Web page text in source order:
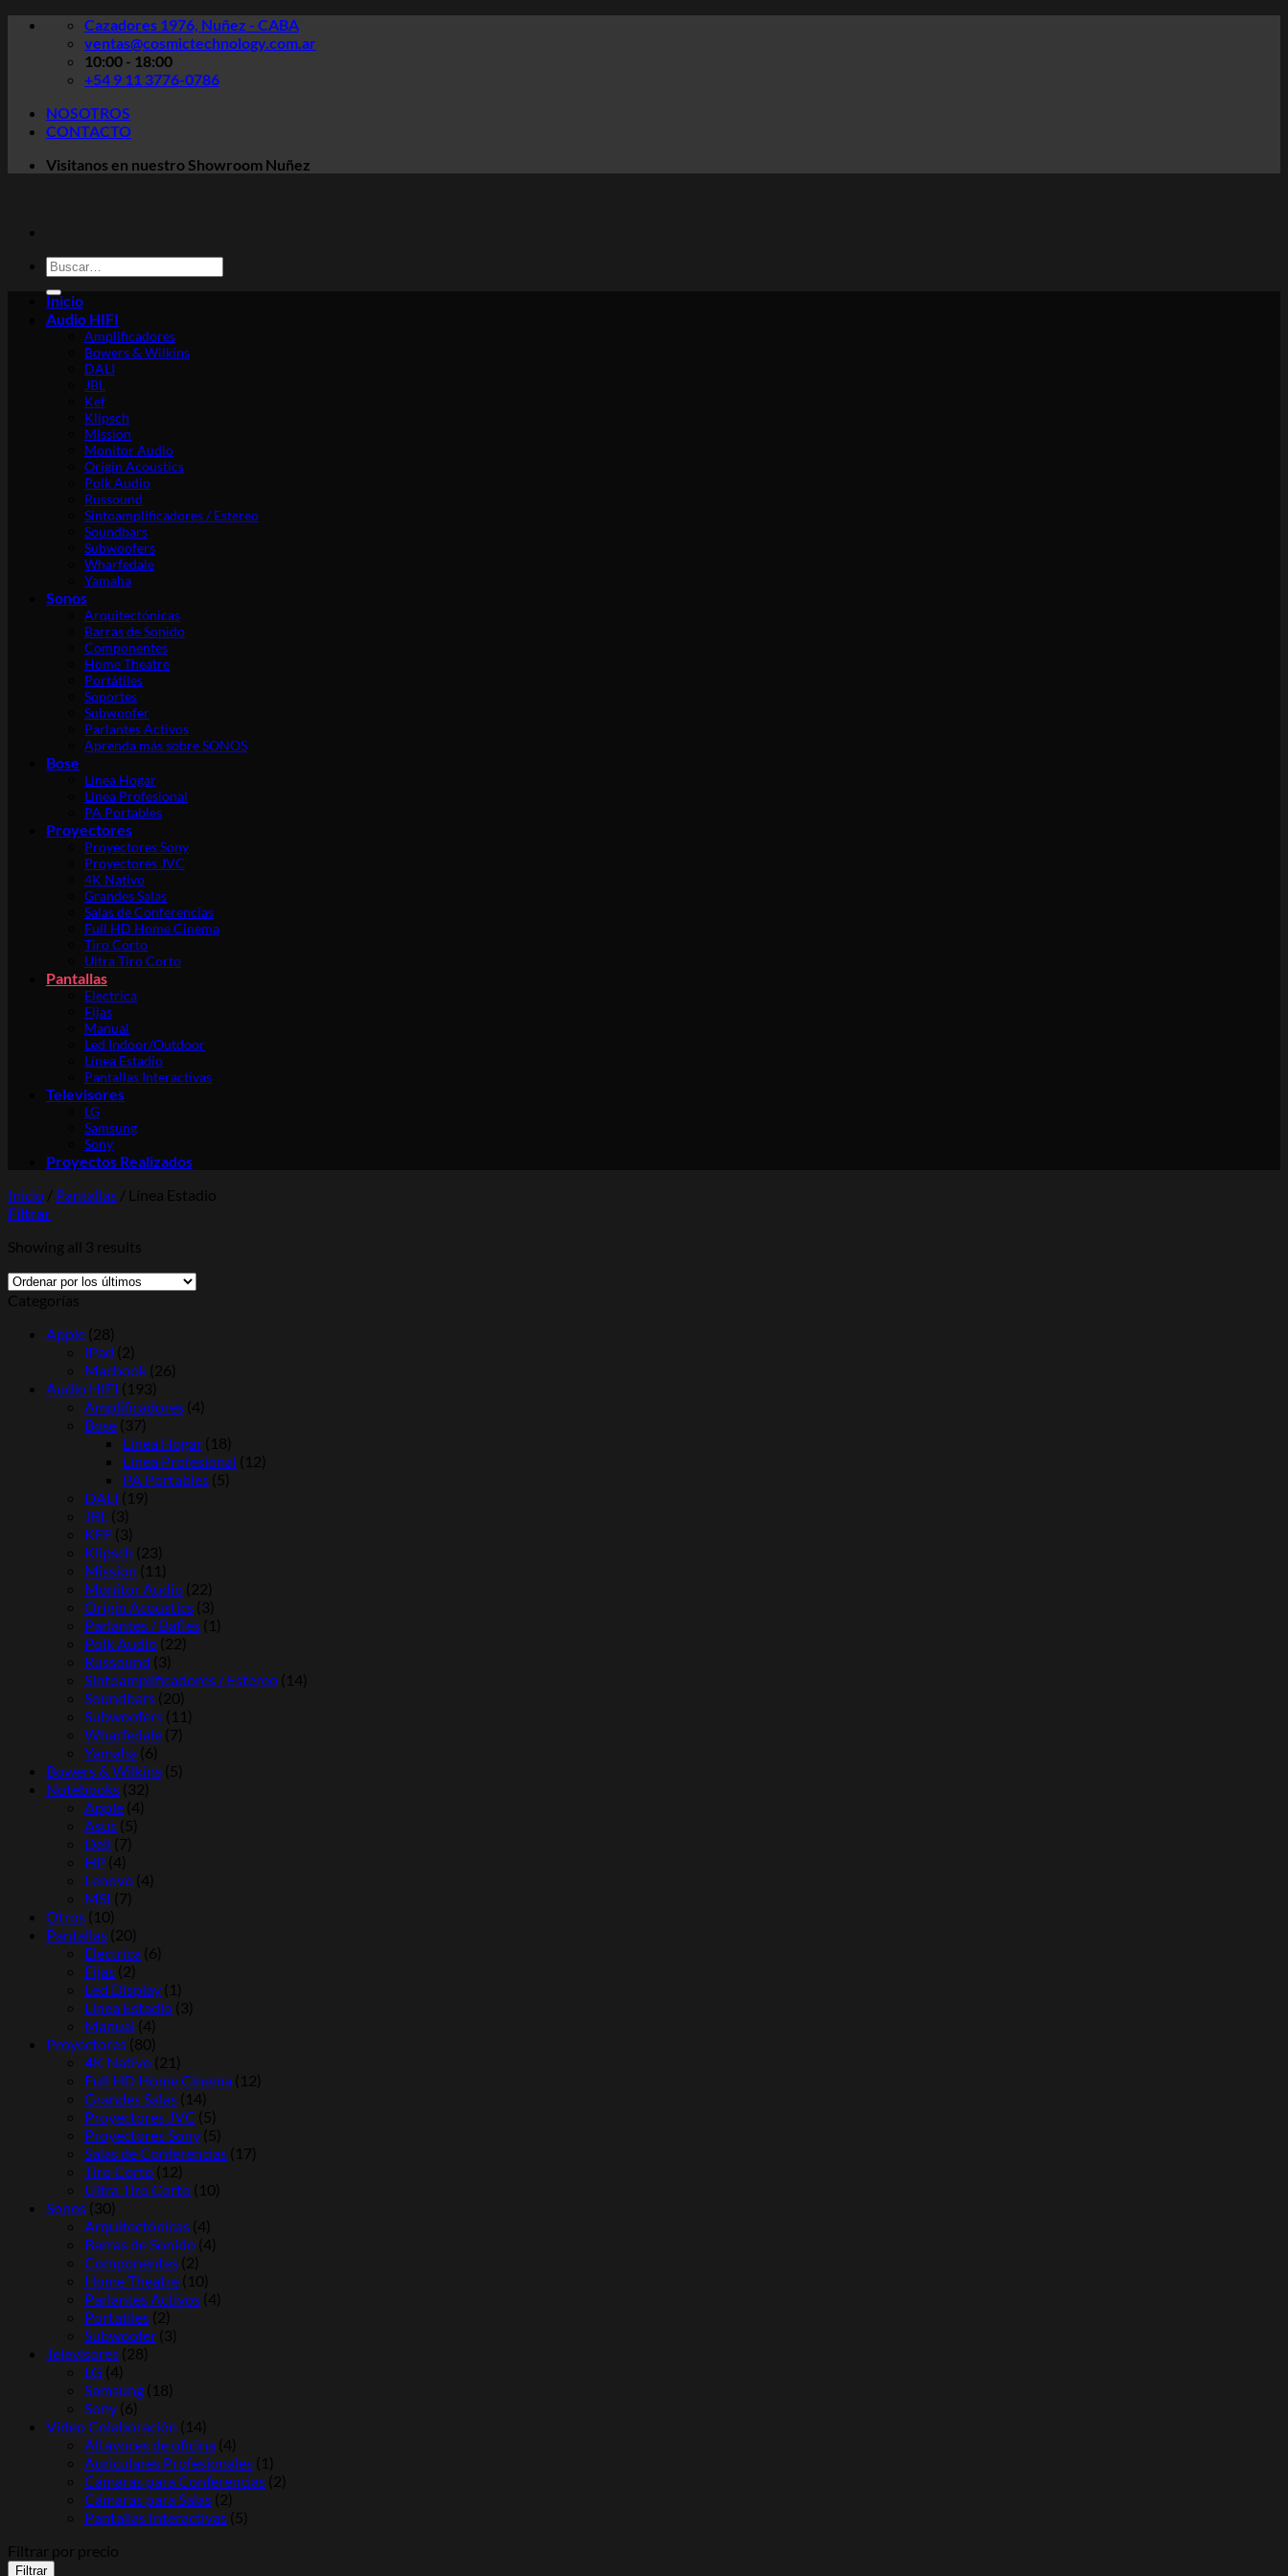
Saltar
contenido
Cazadores 1976, Nuñez - CABA
ventas@cosmictechnology.com.ar
10:00 - 18:00
+54 9 11 3776-0786
NOSOTROS
CONTACTO
Visitanos en nuestro Showroom Nuñez
Buscar
por:
Inicio
Audio HIFI
Amplificadores
Bowers & Wilkins
DALI
JBL
Kef
Klipsch
Mission
Monitor Audio
Origin Acoustics
Polk Audio
Russound
Sintoamplificadores / Estereo
Soundbars
Subwoofers
Wharfedale
Yamaha
Sonos
Arquitectónicas
Barras de Sonido
Componentes
Home Theatre
Portátiles
Soportes
Subwoofer
Parlantes Activos
Aprenda más sobre SONOS
Bose
Línea Hogar
Línea Profesional
PA Portables
Proyectores
Proyectores Sony
Proyectores JVC
4K Nativo
Grandes Salas
Salas de Conferencias
Full HD Home Cinema
Tiro Corto
Ultra Tiro Corto
Pantallas
Electrica
Fijas
Manual
Led Indoor/Outdoor
Línea Estadio
Pantallas Interactivas
Televisores
LG
Samsung
Sony
Proyectos Realizados
Inicio / Pantallas / Línea Estadio
Filtrar
Showing all 3 results
Categorías
Apple (28)
iPad (2)
Macbook (26)
Audio HIFI (193)
Amplificadores (4)
Bose (37)
Línea Hogar (18)
Línea Profesional (12)
PA Portables (5)
DALI (19)
JBL (3)
KEF (3)
Klipsch (23)
Mission (11)
Monitor Audio (22)
Origin Acoustics (3)
Parlantes / Bafles (1)
Polk Audio (22)
Russound (3)
Sintoamplificadores / Estereo (14)
Soundbars (20)
Subwoofers (11)
Wharfedale (7)
Yamaha (6)
Bowers & Wilkins (5)
Notebooks (32)
Apple (4)
Asus (5)
Dell (7)
HP (4)
Lenovo (4)
MSI (7)
Otros (10)
Pantallas (20)
Electrica (6)
Fijas (2)
Led Display (1)
Línea Estadio (3)
Manual (4)
Proyectores (80)
4K Nativo (21)
Full HD Home Cinema (12)
Grandes Salas (14)
Proyectores JVC (5)
Proyectores Sony (5)
Salas de Conferencias (17)
Tiro Corto (12)
Ultra Tiro Corto (10)
Sonos (30)
Arquitectónicas (4)
Barras de Sonido (4)
Componentes (2)
Home Theatre (10)
Parlantes Activos (4)
Portatiles (2)
Subwoofer (3)
Televisores (28)
LG (4)
Samsung (18)
Sony (6)
Video Colaboración (14)
Altavoces de oficina (4)
Auriculares Profesionales (1)
Cámaras para Conferencias (2)
Cámaras para Salas (2)
Pantallas Interactivas (5)
Filtrar por precio
Precio
Precio
Filtrar